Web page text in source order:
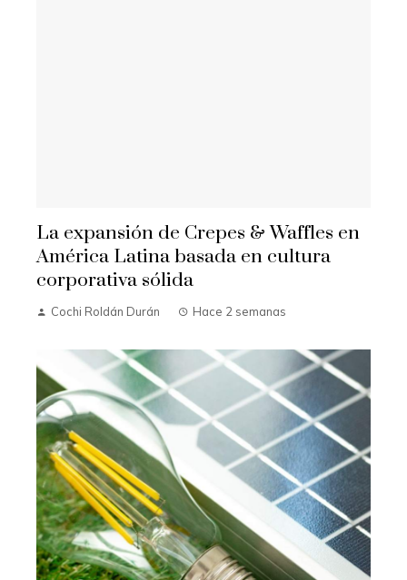
La expansión de Crepes & Waffles en
América Latina basada en cultura
corporativa sólida
Cochi Roldán Durán Hace 2 semanas